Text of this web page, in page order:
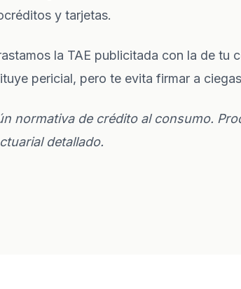
y tarjetas.
la TAE publicitada con la de tu
pericial, pero te evita firmar a
normativa de crédito al consumo.
detallado.